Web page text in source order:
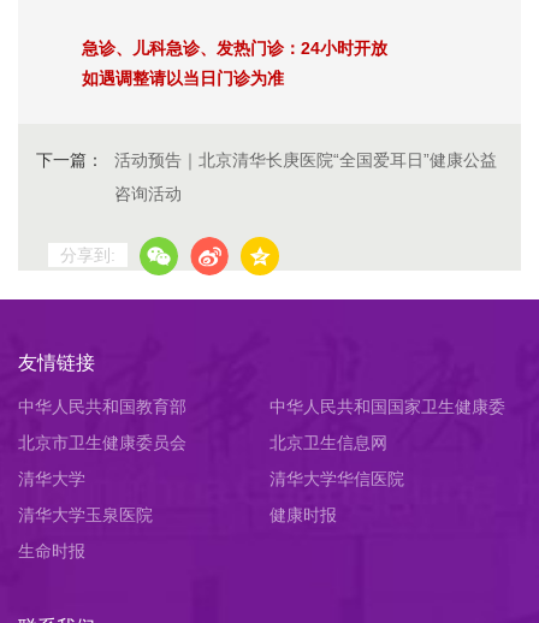
急诊、儿科急诊、发热门诊：24小时开放
如遇调整请以当日门诊为准
下一篇：
活动预告｜北京清华长庚医院“全国爱耳日”健康公益
咨询活动
分享到:
友情链接
中华人民共和国教育部
中华人民共和国国家卫生健康委
员会
北京市卫生健康委员会
北京卫生信息网
清华大学
清华大学华信医院
清华大学玉泉医院
健康时报
生命时报